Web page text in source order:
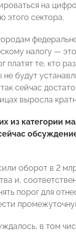
на
этого сектора.
налогу —
платят те, кто
будут
сейчас
выросла
из категории
оборот в 2
и,
порог для
в том